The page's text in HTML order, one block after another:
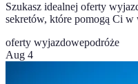
Szukasz idealnej oferty
sekretów, które pomogą Ci
oferty wyjazdowepodróże
Aug 4